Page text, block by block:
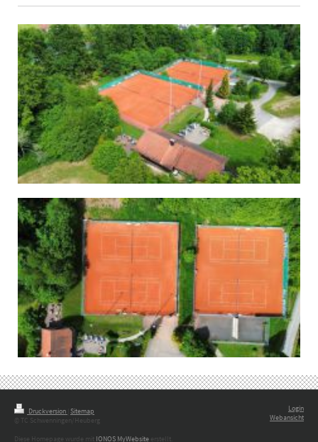
Druckversion Sitemap
© TC Schwenningen/Heuberg
Diese Homepage wurde mit IONOS MyWebsite erstellt.
Login
Webansicht